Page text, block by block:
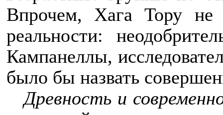
Впрочем, Хага Тору не
реальности:
Кампанеллы,
было бы назвать
Древность и